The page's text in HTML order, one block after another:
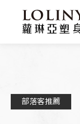
部落客推薦